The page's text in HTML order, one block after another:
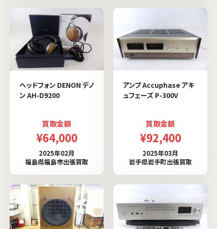
ヘッドフォン DENON デノ
ン AH-D9200
買取金額
¥64,000
2025年02月
福島県福島市出張買取
アンプ Accuphase アキ
ュフェーズ P-300V
買取金額
¥92,400
2025年03月
岩手県岩手町出張買取